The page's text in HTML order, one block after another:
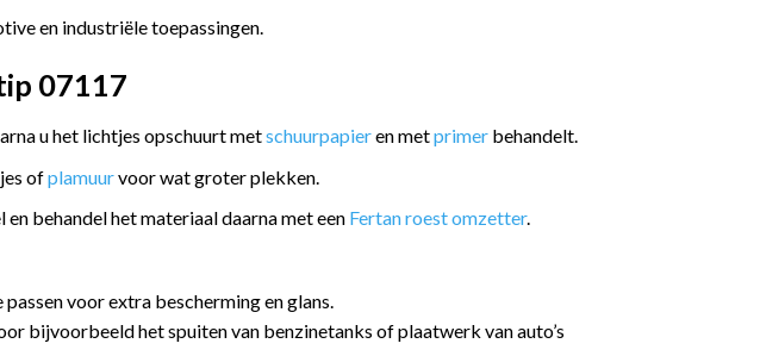
en industriële toepassingen.
07117
u het lichtjes opschuurt metschuurpapieren metprimer behandelt.
ofplamuurvoor wat groter plekken.
behandel het materiaal daarna met een Fertan roest omzetter.
passen voor extra bescherming en glans.
bijvoorbeeld het spuiten van benzinetanks of plaatwerk van auto’s